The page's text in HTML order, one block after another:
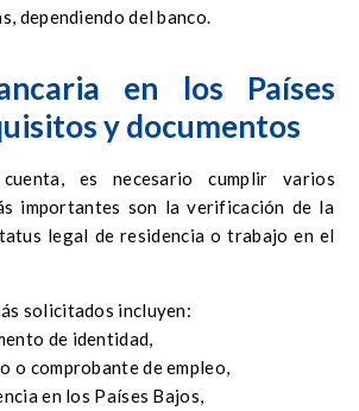
dependiendo del banco.
en los Países
y documentos
es necesario cumplir varios
importantes son la verificación de la
legal de residencia o trabajo en el
solicitados incluyen:
de identidad,
o comprobante de empleo,
en los Países Bajos,